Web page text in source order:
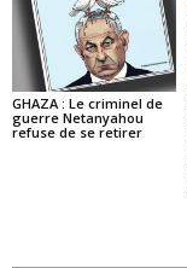
GHAZA : Le criminel de
guerre Netanyahou
refuse de se retirer